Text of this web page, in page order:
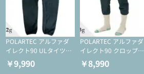
POLARTEC アルファダ
イレクト90 ULタイツ
（アクティブインサレー
ション/テント泊用パジ
￥9,990
POLARTEC アルファダ
イレクト90 クロップド
ULタイツ（アクティブ
インサレーション/テン
￥8,990